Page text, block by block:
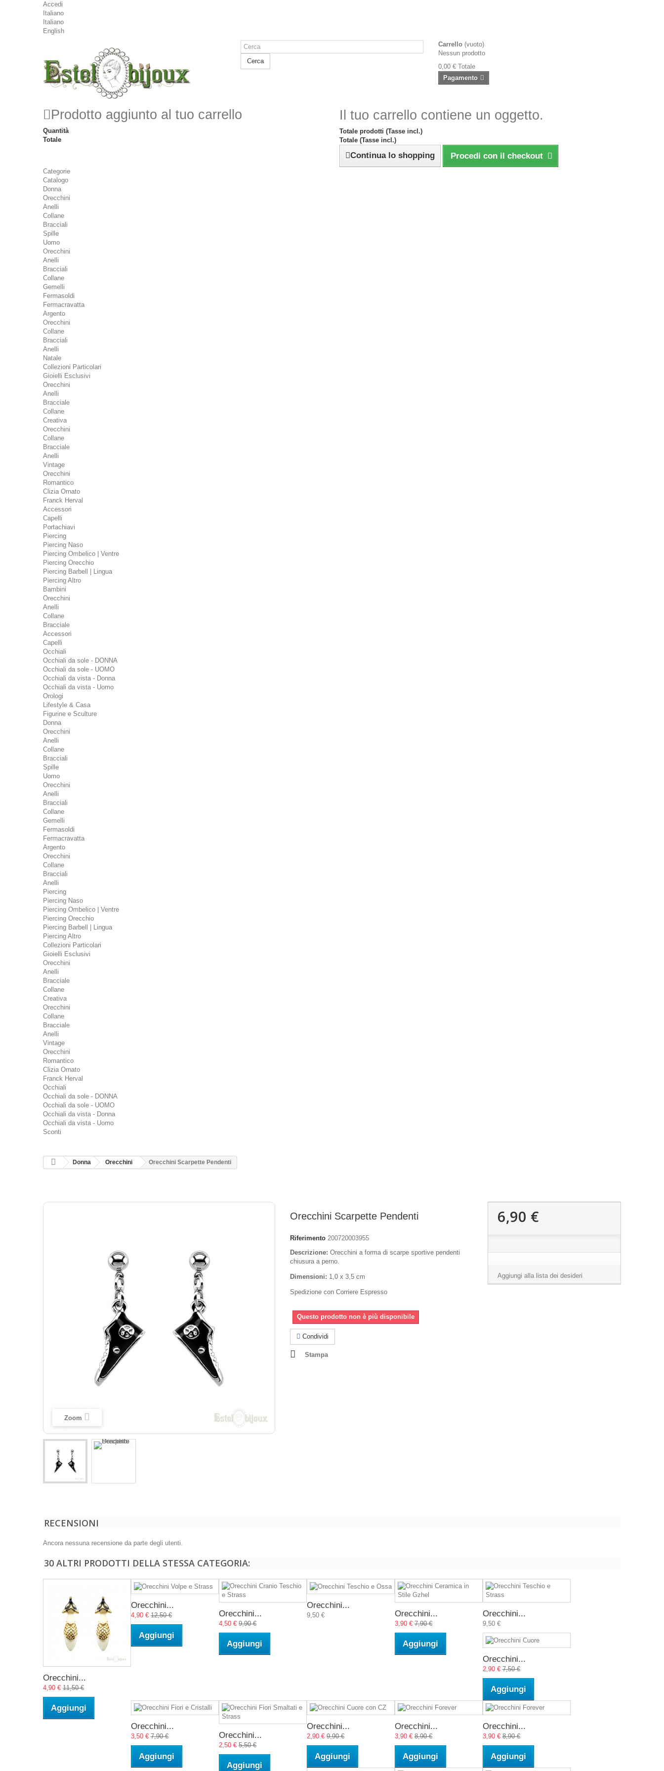
Accedi
Italiano
Italiano
English
Cerca
Carrello (vuoto)
Nessun prodotto
0,00 € Totale
Pagamento
Prodotto aggiunto al tuo carrello
Quantità
Totale
Il tuo carrello contiene un oggetto.
Totale prodotti (Tasse incl.)
Totale (Tasse incl.)
Continua lo shopping Procedi con il checkout
Categorie
Catalogo
Donna
Orecchini
Anelli
Collane
Bracciali
Spille
Uomo
Orecchini
Anelli
Bracciali
Collane
Gemelli
Fermasoldi
Fermacravatta
Argento
Orecchini
Collane
Bracciali
Anelli
Natale
Collezioni Particolari
Gioielli Esclusivi
Orecchini
Anelli
Bracciale
Collane
Creativa
Orecchini
Collane
Bracciale
Anelli
Vintage
Orecchini
Romantico
Clizia Ornato
Franck Herval
Accessori
Capelli
Portachiavi
Piercing
Piercing Naso
Piercing Ombelico | Ventre
Piercing Orecchio
Piercing Barbell | Lingua
Piercing Altro
Bambini
Orecchini
Anelli
Collane
Bracciale
Accessori
Capelli
Occhiali
Occhiali da sole - DONNA
Occhiali da sole - UOMO
Occhiali da vista - Donna
Occhiali da vista - Uomo
Orologi
Lifestyle & Casa
Figurine e Sculture
Donna
Orecchini
Anelli
Collane
Bracciali
Spille
Uomo
Orecchini
Anelli
Bracciali
Collane
Gemelli
Fermasoldi
Fermacravatta
Argento
Orecchini
Collane
Bracciali
Anelli
Piercing
Piercing Naso
Piercing Ombelico | Ventre
Piercing Orecchio
Piercing Barbell | Lingua
Piercing Altro
Collezioni Particolari
Gioielli Esclusivi
Orecchini
Anelli
Bracciale
Collane
Creativa
Orecchini
Collane
Bracciale
Anelli
Vintage
Orecchini
Romantico
Clizia Ornato
Franck Herval
Occhiali
Occhiali da sole - DONNA
Occhiali da sole - UOMO
Occhiali da vista - Donna
Occhiali da vista - Uomo
Sconti
Donna Orecchini Orecchini Scarpette Pendenti
Zoom
Orecchini Scarpette Pendenti
Riferimento 200720003955
Descrizione: Orecchini a forma di scarpe sportive pendenti
chiusura a perno.
Dimensioni: 1,0 x 3,5 cm
Spedizione con Corriere Espresso
Questo prodotto non è più disponibile
Condividi
Stampa
6,90 €
Aggiungi alla lista dei desideri
RECENSIONI
Ancora nessuna recensione da parte degli utenti.
30 ALTRI PRODOTTI DELLA STESSA CATEGORIA:
Orecchini...
4,90 € 11,50 €
Aggiungi
Orecchini...
4,90 € 12,50 €
Aggiungi
Orecchini...
4,50 € 9,90 €
Aggiungi
Orecchini...
9,50 € Orecchini...
3,90 € 7,90 €
Aggiungi
Orecchini...
9,50 €
Orecchini...
2,90 € 7,50 €
Aggiungi
Orecchini...
3,50 € 7,90 €
Aggiungi
Orecchini...
2,50 € 5,50 €
Aggiungi
Orecchini...
2,90 € 9,90 €
Aggiungi
Orecchini...
3,90 € 8,90 €
Aggiungi
Orecchini...
3,90 € 8,90 €
Aggiungi